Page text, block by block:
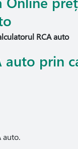
RCA auto
auto prin
auto.